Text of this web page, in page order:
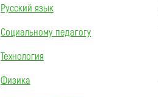
Русский язык
Социальному педагогу
Технология
Физика